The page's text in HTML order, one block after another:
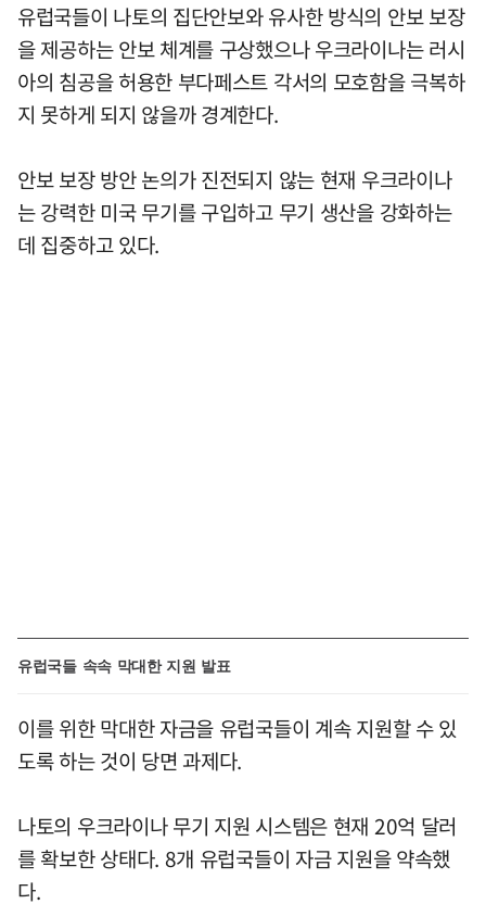
유럽국들이 나토의 집단안보와 유사한 방식의 안보 보장
을 제공하는 안보 체계를 구상했으나 우크라이나는 러시
아의 침공을 허용한 부다페스트 각서의 모호함을 극복하
지 못하게 되지 않을까 경계한다.
안보 보장 방안 논의가 진전되지 않는 현재 우크라이나
는 강력한 미국 무기를 구입하고 무기 생산을 강화하는
데 집중하고 있다.
유럽국들 속속 막대한 지원 발표
이를 위한 막대한 자금을 유럽국들이 계속 지원할 수 있
도록 하는 것이 당면 과제다.
나토의 우크라이나 무기 지원 시스템은 현재 20억 달러
를 확보한 상태다. 8개 유럽국들이 자금 지원을 약속했
다.